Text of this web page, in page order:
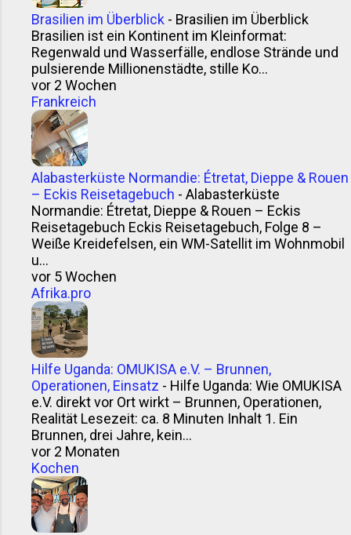
Brasilien im Überblick - Brasilien im Überblick
Brasilien ist ein Kontinent im Kleinformat:
Regenwald und Wasserfälle, endlose Strände und
pulsierende Millionenstädte, stille Ko...
vor 2 Wochen
Frankreich
Alabasterküste Normandie: Étretat, Dieppe & Rouen
– Eckis Reisetagebuch - Alabasterküste
Normandie: Étretat, Dieppe & Rouen – Eckis
Reisetagebuch Eckis Reisetagebuch, Folge 8 –
Weiße Kreidefelsen, ein WM-Satellit im Wohnmobil
u...
vor 5 Wochen
Afrika.pro
Hilfe Uganda: OMUKISA e.V. – Brunnen,
Operationen, Einsatz - Hilfe Uganda: Wie OMUKISA
e.V. direkt vor Ort wirkt – Brunnen, Operationen,
Realität Lesezeit: ca. 8 Minuten Inhalt 1. Ein
Brunnen, drei Jahre, kein...
vor 2 Monaten
Kochen